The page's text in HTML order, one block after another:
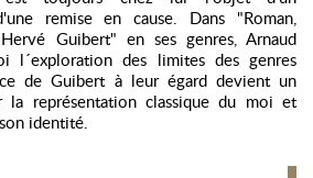
remise en cause. Dans "Roman,
Guibert" en ses genres, Arnaud
l´exploration des limites des genres
de Guibert à leur égard devient un
la représentation classique du moi et
identité.